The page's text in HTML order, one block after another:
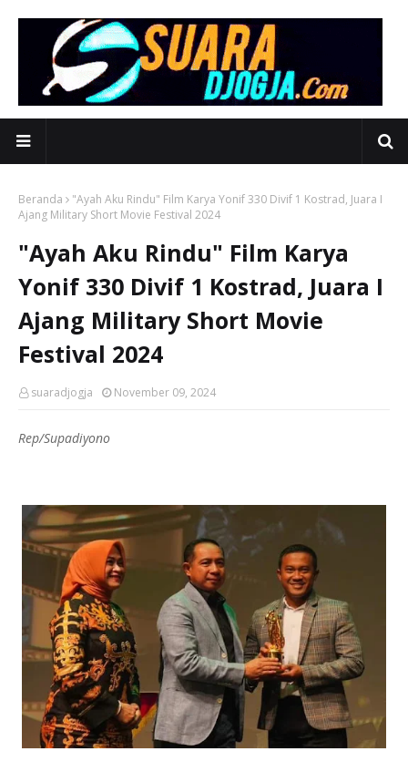
Beranda
"Ayah Aku Rindu" Film Karya Yonif 330 Divif 1 Kostrad, Juara I
Ajang Military Short Movie Festival 2024
"Ayah Aku Rindu" Film Karya
Yonif 330 Divif 1 Kostrad, Juara I
Ajang Military Short Movie
Festival 2024
suaradjogja November 09, 2024
Rep/Supadiyono